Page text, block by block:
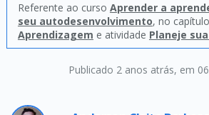
Publicado 2 anos atrás, em
Referente ao curso Aprender a
seu autodesenvolvimento, no capítulo
Aprendizagem e atividade Planeje